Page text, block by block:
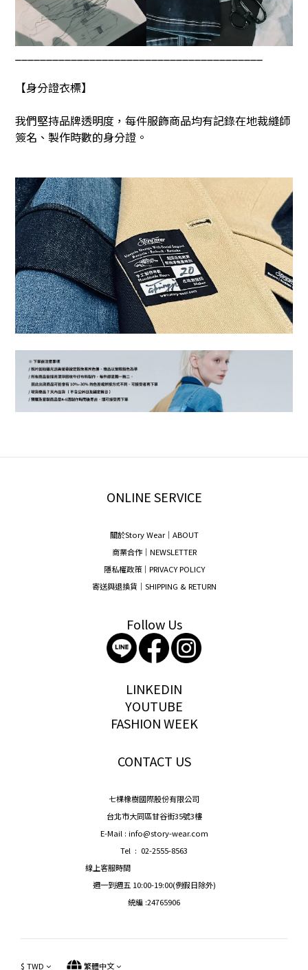
【身分證衣標】
我們堅持品牌透明度，每件服飾商品均有記錄在地裁縫師
簽名、製作時數的身分證。
ONLINE SERVICE
關於Story Wear｜ABOUT
商業合作｜NEWSLETTER
隱私權政策｜PRIVACY POLICY
寄送與退換貨｜SHIPPING & RETURN
Follow Us
LINKEDIN
YOUTUBE
FASHION WEEK
CONTACT US
七棵橡樹國際股份有限公司
台北市大同區甘谷街35號3樓
E-Mail : info@story-wear.com
Tel : 02-2555-8563
線上客服時間
週一到週五 10:00-19:00(例假日除外)
統編 :24765906
$ TWD 繁體中文